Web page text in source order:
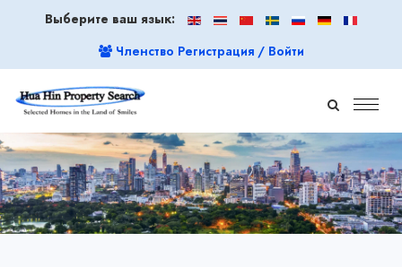
Выберите ваш язык:
Членство Регистрация / Войти